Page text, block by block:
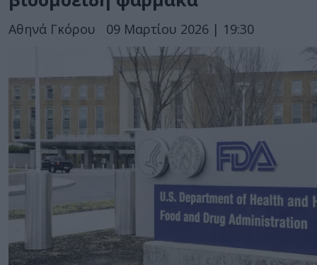
Αθηνά Γκόρου 09 Μαρτίου 2026 | 19:30